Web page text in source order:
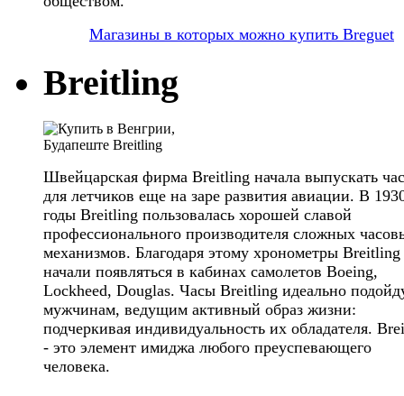
Магазины в которых можно купить Breguet
Breitling
Швейцарская фирма Breitling начала выпускать
для летчиков еще на заре развития авиации. В
годы Breitling пользовалась хорошей славой
профессионального производителя сложных
механизмов. Благодаря этому хронометры Breitling
начали появляться в кабинах самолетов Boeing,
Lockheed, Douglas. Часы Breitling идеально
мужчинам, ведущим активный образ жизни:
подчеркивая индивидуальность их обладателя.
- это элемент имиджа любого преуспевающего
человека.